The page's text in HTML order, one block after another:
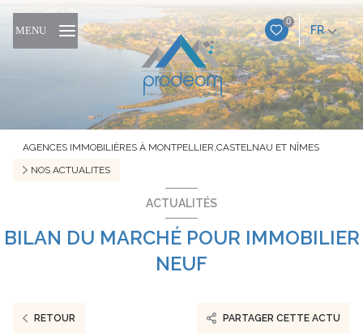
0
FR
MENU
AGENCES IMMOBILIÈRES À MONTPELLIER,CASTELNAU ET NÎMES
NOS ACTUALITES
ACTUALITÉS
BILAN DU MARCHÉ POUR IMMOBILIER
NEUF
RETOUR PARTAGER CETTE ACTU